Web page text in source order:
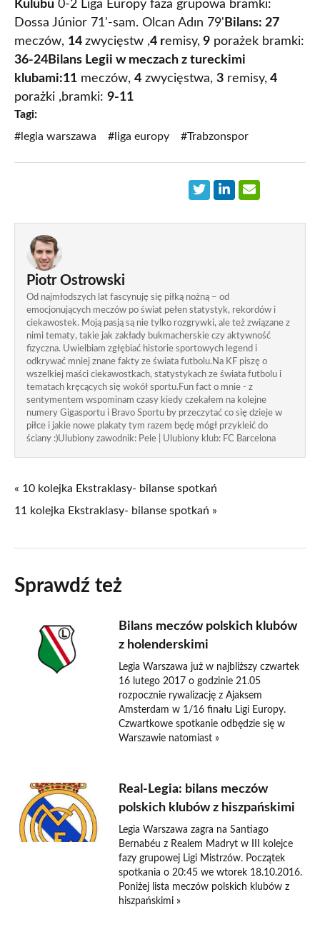
Kulübü 0-2 Liga Europy faza grupowa bramki:
Dossa Júnior 71'-sam. Olcan Adın 79' Bilans: 27
meczów, 14 zwycięstw ,4 remisy, 9 porażek bramki:
36-24Bilans Legii w meczach z tureckimi
klubami:11 meczów, 4 zwycięstwa, 3 remisy, 4
porażki ,bramki: 9-11
Tagi:
#legia warszawa
#liga europy #Trabzonspor
Piotr Ostrowski
Od najmłodszych lat fascynuję się piłką nożną – od
emocjonujących meczów po świat pełen statystyk, rekordów i
ciekawostek. Moją pasją są nie tylko rozgrywki, ale też związane z
nimi tematy, takie jak zakłady bukmacherskie czy aktywność
fizyczna. Uwielbiam zgłębiać historie sportowych legend i
odkrywać mniej znane fakty ze świata futbolu.Na KF piszę o
wszelkiej maści ciekawostkach, statystykach ze świata futbolu i
tematach kręcących się wokół sportu.Fun fact o mnie - z
sentymentem wspominam czasy kiedy czekałem na kolejne
numery Gigasportu i Bravo Sportu by przeczytać co się dzieje w
piłce i jakie nowe plakaty tym razem będę mógł przykleić do
ściany :)Ulubiony zawodnik: Pele | Ulubiony klub: FC Barcelona
« 10 kolejka Ekstraklasy- bilanse spotkań
11 kolejka Ekstraklasy- bilanse spotkań »
Sprawdź też
Bilans meczów polskich klubów
z holenderskimi
Legia Warszawa już w najbliższy czwartek
16 lutego 2017 o godzinie 21.05
rozpocznie rywalizację z Ajaksem
Amsterdam w 1/16 finału Ligi Europy.
Czwartkowe spotkanie odbędzie się w
Warszawie natomiast »
Real-Legia: bilans meczów
polskich klubów z hiszpańskimi
Legia Warszawa zagra na Santiago
Bernabéu z Realem Madryt w III kolejce
fazy grupowej Ligi Mistrzów. Początek
spotkania o 20:45 we wtorek 18.10.2016.
Poniżej lista meczów polskich klubów z
hiszpańskimi »